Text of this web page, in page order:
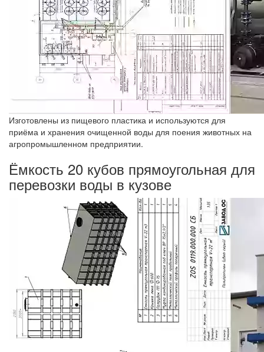
Изготовлены из пищевого пластика и используются для
приёма и хранения очищенной воды для поения животных на
агропромышленном предприятии.
Ёмкость 20 кубов прямоугольная для
перевозки воды в кузове